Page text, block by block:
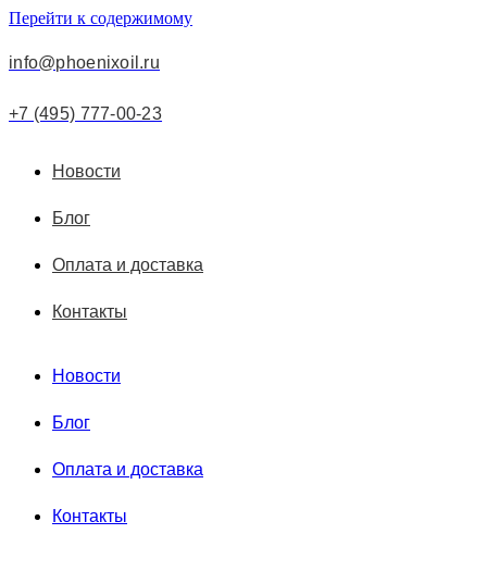
Перейти к содержимому
info@phoenixoil.ru
+7 (495) 777-00-23
Новости
Блог
Оплата и доставка
Контакты
Новости
Блог
Оплата и доставка
Контакты